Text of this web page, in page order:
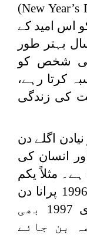
(New Year’s
اس امید کے
بہتر طور
شخص کو
کرتا رہے،
کی زندگی
اگلے دن
انسان کی
مثلاً یکم
جنوری 1997 کے دن 31 دسمبر 1996 پرانا دن
تھا۔ایک دن کے بعد یکم جنوری 1997 بھی
بن جائے